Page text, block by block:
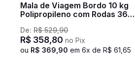
Mala de Viagem Bordo 10 kg
Polipropileno com Rodas 360°
De:R$ 529,90
R$ 358,80 no Pix
ou R$ 369 90 em6x deR$ 61 ,65